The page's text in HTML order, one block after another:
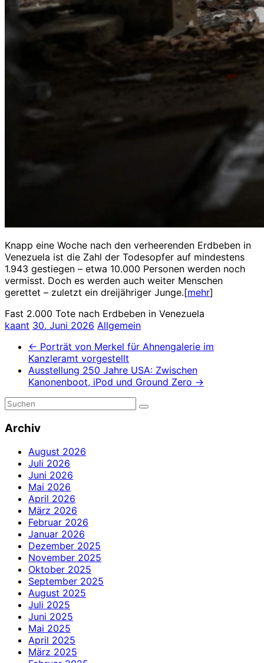
Knapp eine Woche nach den verheerenden Erdbeben in
Venezuela ist die Zahl der Todesopfer auf mindestens
1.943 gestiegen – etwa 10.000 Personen werden noch
vermisst. Doch es werden auch weiter Menschen
gerettet – zuletzt ein dreijähriger Junge.[mehr]
Fast 2.000 Tote nach Erdbeben in Venezuela
kaant 30. Juni 2026 Allgemein
← Porträt von Merkel für Ahnengalerie im
Kanzleramt vorgestellt
Ausstellung 250 Jahre USA: Zwischen
Kanonenboot, iPod und Ground Zero →
Archiv
August 2026
Juli 2026
Juni 2026
Mai 2026
April 2026
März 2026
Februar 2026
Januar 2026
Dezember 2025
November 2025
Oktober 2025
September 2025
August 2025
Juli 2025
Juni 2025
Mai 2025
April 2025
März 2025